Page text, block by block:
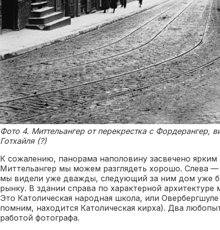
Фото 4. Миттельангер от перекрестка с Фордерангер,
Готхайля (?)
К сожалению, панорама наполовину засвечено
Миттельангер мы можем разглядеть хорошо. Слева
мы видели уже дважды, следующий за ним дом уже
рынку. В здании справа по характерной
Это Католическая народная школа, или
помним, находится Католическая кирха). Два
работой фотографа.